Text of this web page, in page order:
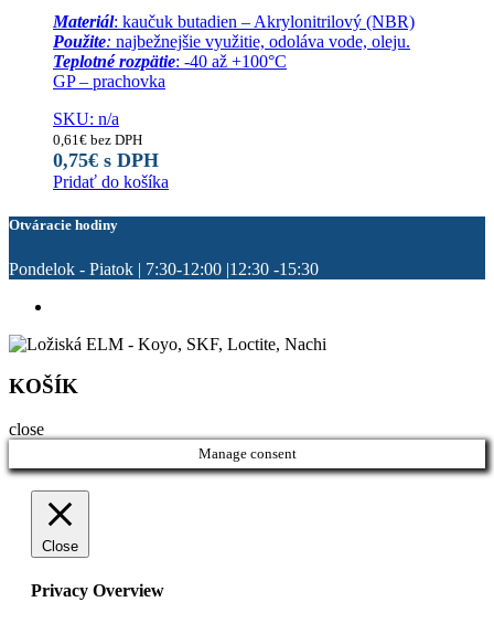
Materiál: kaučuk butadien – Akrylonitrilový (NBR)
Použite: najbežnejšie využitie, odoláva vode, oleju.
Teplotné rozpätie: -40 až +100°C
GP – prachovka
SKU: n/a
0,61€ bez DPH
0,75€ s DPH
Pridať do košíka
Otváracie hodiny
Pondelok - Piatok | 7:30-12:00 |12:30 -15:30
KOŠÍK
close
Manage consent
Close
Privacy Overview